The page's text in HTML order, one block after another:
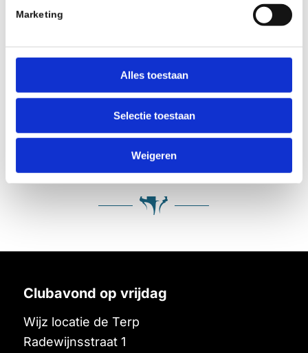
Marketing
Alles toestaan
Selectie toestaan
Weigeren
Na de zomervakantie starten de trainingen
en jeugdcompetitie weer op 4 september
met een simultaan tegen de kersverse
jeugdkampioenen. Ben je nog geen lid van
Meld je dan aan voor vrijblijvende
Clubavond op vrijdag
Wijz locatie de Terp
Radewijnsstraat 1